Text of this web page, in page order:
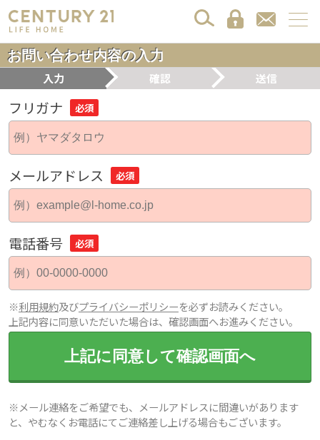
お問い合わせ内容の入力
入力 確認 送信
フリガナ 必須
メールアドレス 必須
電話番号 必須
※利用規約及びプライバシーポリシーを必ずお読みください。
上記内容に同意いただいた場合は、確認画面へお進みください。
上記に同意して確認画面へ
※メール連絡をご希望でも、メールアドレスに間違いがあります
と、やむなくお電話にてご連絡差し上げる場合もございます。